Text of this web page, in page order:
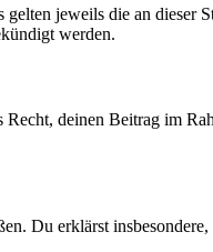
jeweils die an dieser
werden.
deinen Beitrag im
Du erklärst